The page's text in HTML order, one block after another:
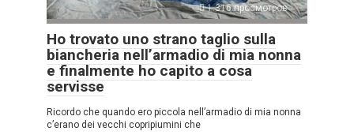
1.316 просмотров
Ho trovato uno strano taglio sulla
biancheria nell’armadio di mia nonna
e finalmente ho capito a cosa
servisse
Ricordo che quando ero piccola nell’armadio di mia nonna
c’erano dei vecchi copripiumini che